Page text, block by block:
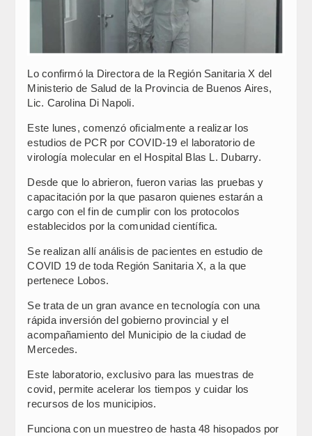
Lo confirmó la Directora de la Región Sanitaria X del
Ministerio de Salud de la Provincia de Buenos Aires,
Lic. Carolina Di Napoli.
Este lunes, comenzó oficialmente a realizar los
estudios de PCR por COVID-19 el laboratorio de
virología molecular en el Hospital Blas L. Dubarry.
Desde que lo abrieron, fueron varias las pruebas y
capacitación por la que pasaron quienes estarán a
cargo con el fin de cumplir con los protocolos
establecidos por la comunidad científica.
Se realizan allí análisis de pacientes en estudio de
COVID 19 de toda Región Sanitaria X, a la que
pertenece Lobos.
Se trata de un gran avance en tecnología con una
rápida inversión del gobierno provincial y el
acompañamiento del Municipio de la ciudad de
Mercedes.
Este laboratorio, exclusivo para las muestras de
covid, permite acelerar los tiempos y cuidar los
recursos de los municipios.
Funciona con un muestreo de hasta 48 hisopados por